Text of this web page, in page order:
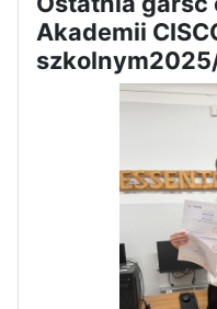
Apel z okazji
uchwalenia
Akademii